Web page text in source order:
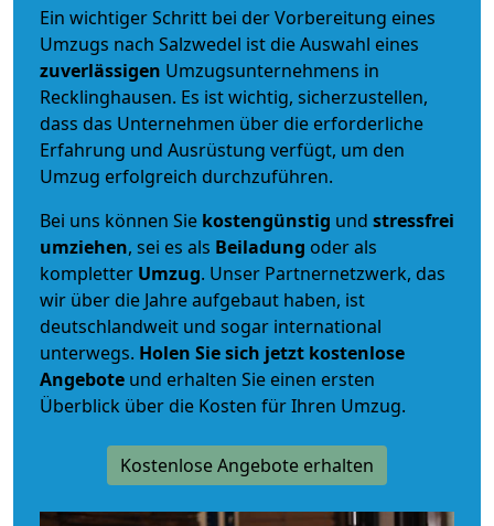
Ein wichtiger Schritt bei der Vorbereitung eines
Umzugs nach Salzwedel ist die Auswahl eines
zuverlässigen Umzugsunternehmens in
Recklinghausen. Es ist wichtig, sicherzustellen,
dass das Unternehmen über die erforderliche
Erfahrung und Ausrüstung verfügt, um den
Umzug erfolgreich durchzuführen.
Bei uns können Sie kostengünstig und stressfrei
umziehen, sei es als Beiladung oder als
kompletter Umzug. Unser Partnernetzwerk, das
wir über die Jahre aufgebaut haben, ist
deutschlandweit und sogar international
unterwegs. Holen Sie sich jetzt kostenlose
Angebote und erhalten Sie einen ersten
Überblick über die Kosten für Ihren Umzug.
Kostenlose Angebote erhalten